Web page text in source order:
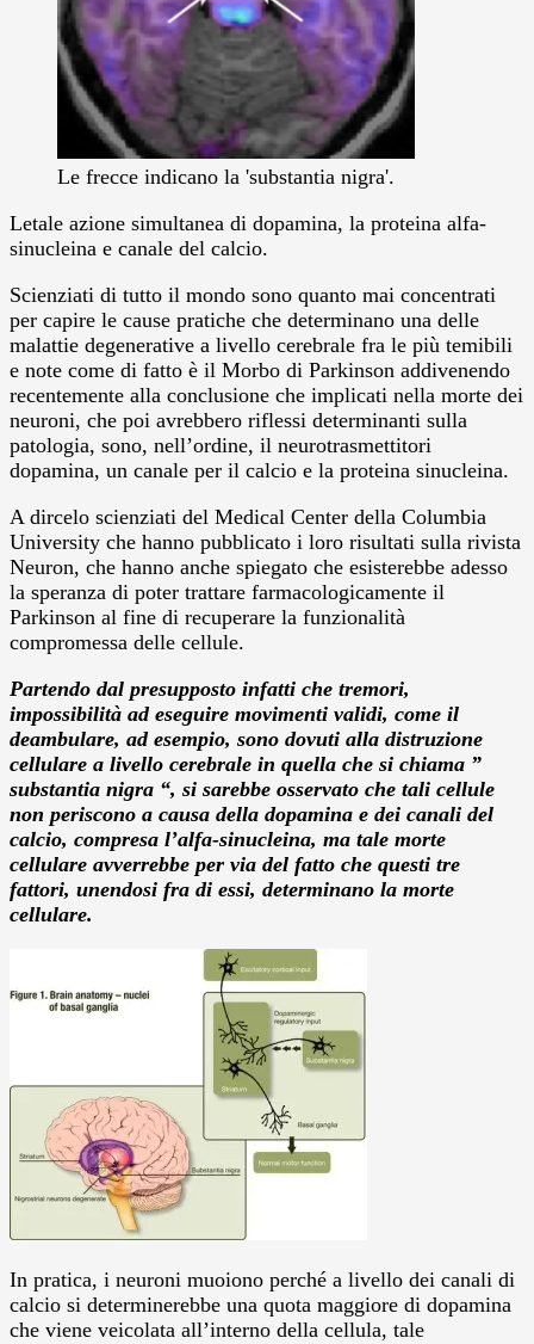
Le frecce indicano la 'substantia nigra'.
Letale azione simultanea di dopamina, la proteina alfa-
sinucleina e canale del calcio.
Scienziati di tutto il mondo sono quanto mai concentrati
per capire le cause pratiche che determinano una delle
malattie degenerative a livello cerebrale fra le più temibili
e note come di fatto è il Morbo di Parkinson addivenendo
recentemente alla conclusione che implicati nella morte dei
neuroni, che poi avrebbero riflessi determinanti sulla
patologia, sono, nell’ordine, il neurotrasmettitori
dopamina, un canale per il calcio e la proteina sinucleina.
A dircelo scienziati del Medical Center della Columbia
University che hanno pubblicato i loro risultati sulla rivista
Neuron, che hanno anche spiegato che esisterebbe adesso
la speranza di poter trattare farmacologicamente il
Parkinson al fine di recuperare la funzionalità
compromessa delle cellule.
Partendo dal presupposto infatti che tremori,
impossibilità ad eseguire movimenti validi, come il
deambulare, ad esempio, sono dovuti alla distruzione
cellulare a livello cerebrale in quella che si chiama ”
substantia nigra “, si sarebbe osservato che tali cellule
non periscono a causa della dopamina e dei canali del
calcio, compresa l’alfa-sinucleina, ma tale morte
cellulare avverrebbe per via del fatto che questi tre
fattori, unendosi fra di essi, determinano la morte
cellulare.
In pratica, i neuroni muoiono perché a livello dei canali di
calcio si determinerebbe una quota maggiore di dopamina
che viene veicolata all’interno della cellula, tale